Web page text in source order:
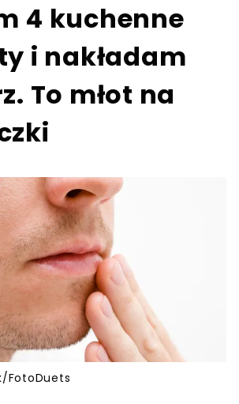
4 kuchenne
i nakładam
To młot na
FotoDuets